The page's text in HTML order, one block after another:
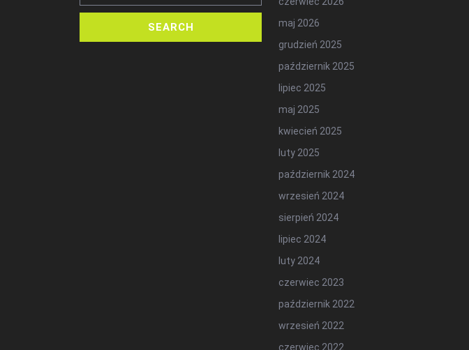
maj 2026
grudzień 2025
październik 2025
lipiec 2025
maj 2025
kwiecień 2025
luty 2025
październik 2024
wrzesień 2024
sierpień 2024
lipiec 2024
luty 2024
czerwiec 2023
październik 2022
wrzesień 2022
czerwiec 2022